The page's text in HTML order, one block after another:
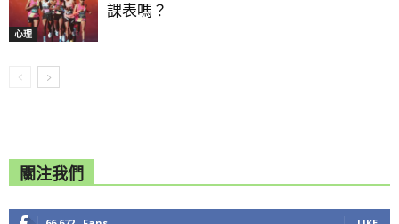
心理
課表嗎？
關注我們